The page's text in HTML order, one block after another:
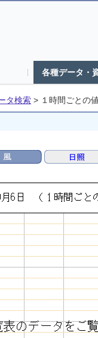
各種データ・
タ検索 > １時間ごとの